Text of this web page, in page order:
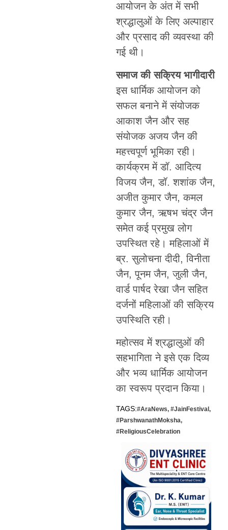
आयोजन के अंत में सभी
श्रद्धालुओं के लिए अल्पाहार
और प्रसाद की व्यवस्था की
गई थी।
समाज की सक्रिय भागीदारी
इस धार्मिक आयोजन को
सफल बनाने में संयोजक
आकाश जैन और सह
संयोजक अजय जैन की
महत्त्वपूर्ण भूमिका रही।
कार्यक्रम में डॉ. आदित्य
विजय जैन, डॉ. शशांक जैन,
अजीत कुमार जैन, कमल
कुमार जैन, ऋषभ चंद्र जैन
समेत कई प्रमुख लोग
उपस्थित रहे। महिलाओं में
ब्र. सुलोचना दीदी, विनीता
जैन, पूनम जैन, जुली जैन,
वार्ड पार्षद रेखा जैन सहित
दर्जनों महिलाओं की सक्रिय
उपस्थिति रही।
महोत्सव में श्रद्धालुओं की
सहभागिता ने इसे एक दिव्य
और भव्य धार्मिक आयोजन
का स्वरूप प्रदान किया।
TAGS:#AraNews, #JainFestival ,
#ParshwanathMoksha,
#ReligiousCelebration